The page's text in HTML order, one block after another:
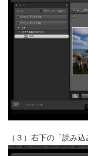
（３）右下の「読み